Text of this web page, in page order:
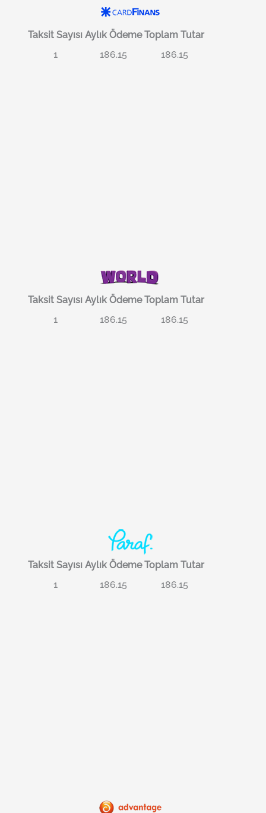
Taksit Sayısı Aylık Ödeme Toplam Tutar
1
186.15 186.15
Taksit Sayısı Aylık Ödeme Toplam Tutar
1
186.15 186.15
Taksit Sayısı Aylık Ödeme Toplam Tutar
1
186.15 186.15